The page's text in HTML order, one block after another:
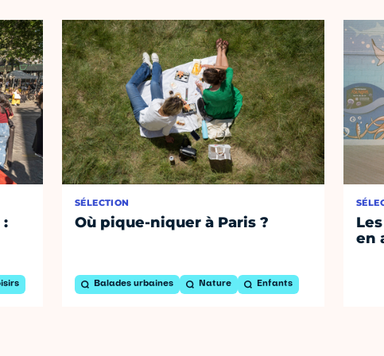
:
SÉLECTION
Où pique-niquer à Paris ?
Balades urbaines Nature Enfants
en